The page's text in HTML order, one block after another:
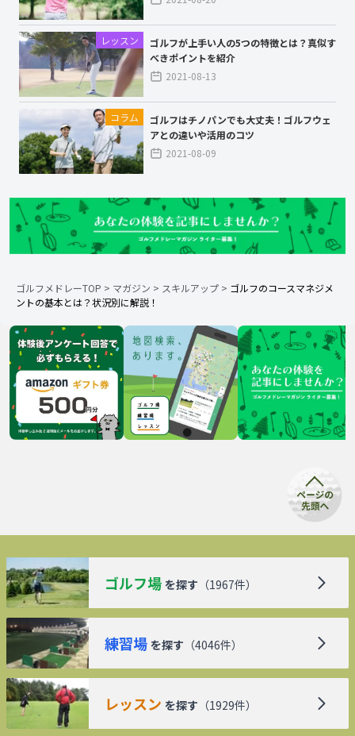
レッスン
ゴルフが上手い人の5つの特徴とは？真似す
べきポイントを紹介
2021-08-13
コラム
ゴルフはチノパンでも大丈夫！ゴルフウェ
アとの違いや活用のコツ
2021-08-09
ゴルフメドレーTOP > マガジン > スキルアップ > ゴルフのコースマネジメ
ントの基本とは？状況別に解説！
ゴルフ場 を探す （1967件）
練習場 を探す （4046件）
レッスン を探す （1929件）